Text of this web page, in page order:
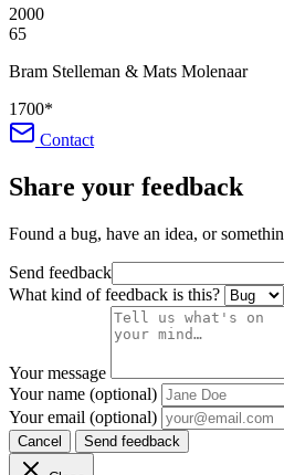
2000
65
Bram Stelleman & Mats Molenaar
1700*
Contact
Share your feedback
Found a bug, have an idea, or
Send feedback
What kind of feedback is this?
Your message
Your name (optional)
Your email (optional)
Cancel Send feedback